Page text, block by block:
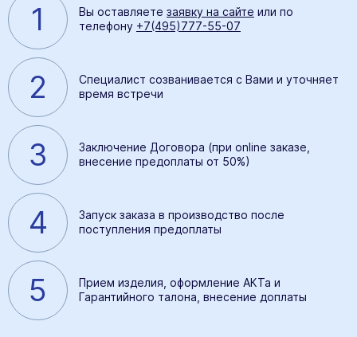
1 Вы оставляете заявку на сайте или по
телефону +7(495)777-55-07
2
Специалист созванивается с Вами и уточняет
время встречи
3
Заключение Договора (при online заказе,
внесение предоплаты от 50%)
4
Запуск заказа в производство после
поступления предоплаты
5
Прием изделия, оформление АКТа и
Гарантийного талона, внесение доплаты